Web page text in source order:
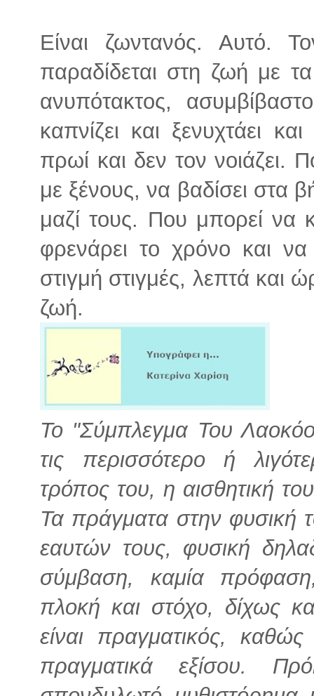
Είναι ζωντανός. Αυτό.
παραδίδεται στη ζωή με
ανυπότακτος,
καπνίζει και ξενυχτάει
πρωί και δεν τον νοιάζει.
με ξένους, να βαδίσει στα
μαζί τους. Που μπορεί να
φρενάρει το χρόνο και
στιγμή στιγμές, λεπτά και
ζωή.
Το "Σύμπλεγμα Του
τις περισσότερο ή
τρόπος του, η αισθητική
Τα πράγματα στην φυσική
εαυτών τους, φυσική
σύμβαση, καμία
πλοκή και στόχο, δίχως
είναι πραγματικός,
πραγματικά εξίσου.